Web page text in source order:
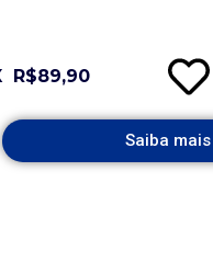
R$89,90
Saiba mais